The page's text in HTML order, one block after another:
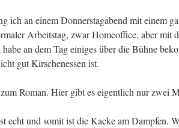
ich an einem Donnerstagabend mit einem
Arbeitstag, zwar Homeoffice, aber mit
an dem Tag einiges über die Bühne
gut Kirschenessen ist.
Roman. Hier gibt es eigentlich nur zwei
echt und somit ist die Kacke am Dampfen.